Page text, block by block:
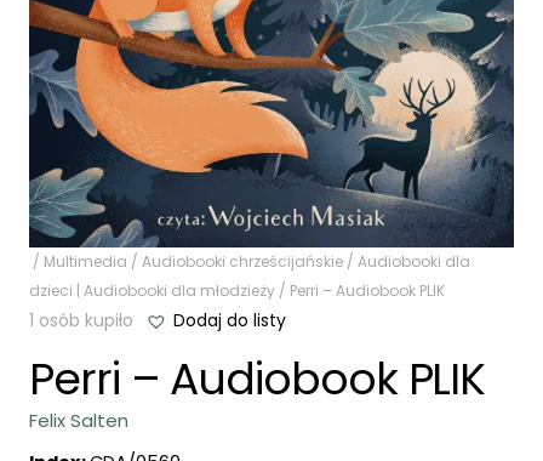
/ Multimedia / Audiobooki chrześcijańskie / Audiobooki dla
dzieci | Audiobooki dla młodzieży / Perri – Audiobook PLIK
1 osób kupiło Dodaj do listy
Perri – Audiobook PLIK
Felix Salten